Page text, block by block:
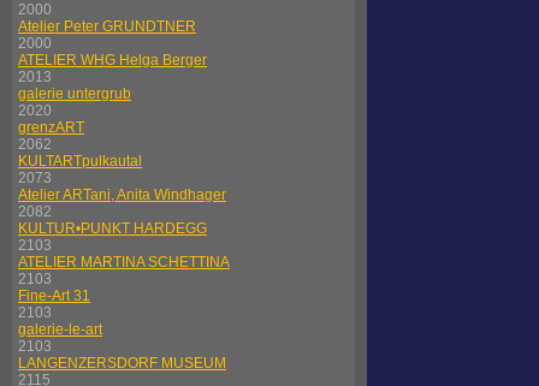
2000
Atelier Peter GRUNDTNER
2000
ATELIER WHG Helga Berger
2013
galerie untergrub
2020
grenzART
2062
KULTARTpulkautal
2073
Atelier ARTani, Anita Windhager
2082
KULTUR•PUNKT HARDEGG
2103
ATELIER MARTINA SCHETTINA
2103
Fine-Art 31
2103
galerie-le-art
2103
LANGENZERSDORF MUSEUM
2115